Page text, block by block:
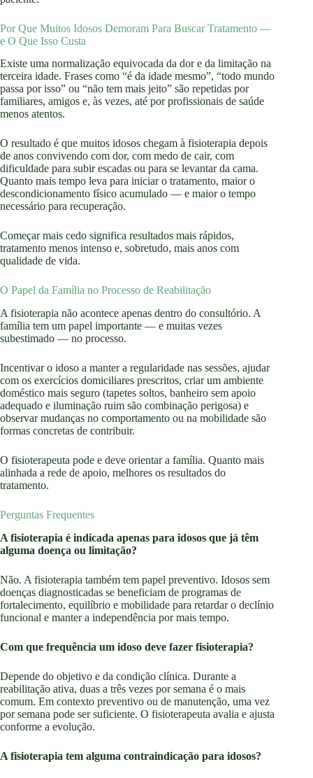
Por Que Muitos Idosos Demoram Para Buscar Tratamento —
e O Que Isso Custa
Existe uma normalização equivocada da dor e da limitação na
terceira idade. Frases como “é da idade mesmo”, “todo mundo
passa por isso” ou “não tem mais jeito” são repetidas por
familiares, amigos e, às vezes, até por profissionais de saúde
menos atentos.
O resultado é que muitos idosos chegam à fisioterapia depois
de anos convivendo com dor, com medo de cair, com
dificuldade para subir escadas ou para se levantar da cama.
Quanto mais tempo leva para iniciar o tratamento, maior o
descondicionamento físico acumulado — e maior o tempo
necessário para recuperação.
Começar mais cedo significa resultados mais rápidos,
tratamento menos intenso e, sobretudo, mais anos com
qualidade de vida.
O Papel da Família no Processo de Reabilitação
A fisioterapia não acontece apenas dentro do consultório. A
família tem um papel importante — e muitas vezes
subestimado — no processo.
Incentivar o idoso a manter a regularidade nas sessões, ajudar
com os exercícios domiciliares prescritos, criar um ambiente
doméstico mais seguro (tapetes soltos, banheiro sem apoio
adequado e iluminação ruim são combinação perigosa) e
observar mudanças no comportamento ou na mobilidade são
formas concretas de contribuir.
O fisioterapeuta pode e deve orientar a família. Quanto mais
alinhada a rede de apoio, melhores os resultados do
tratamento.
Perguntas Frequentes
A fisioterapia é indicada apenas para idosos que já têm
alguma doença ou limitação?
Não. A fisioterapia também tem papel preventivo. Idosos sem
doenças diagnosticadas se beneficiam de programas de
fortalecimento, equilíbrio e mobilidade para retardar o declínio
funcional e manter a independência por mais tempo.
Com que frequência um idoso deve fazer fisioterapia?
Depende do objetivo e da condição clínica. Durante a
reabilitação ativa, duas a três vezes por semana é o mais
comum. Em contexto preventivo ou de manutenção, uma vez
por semana pode ser suficiente. O fisioterapeuta avalia e ajusta
conforme a evolução.
A fisioterapia tem alguma contraindicação para idosos?